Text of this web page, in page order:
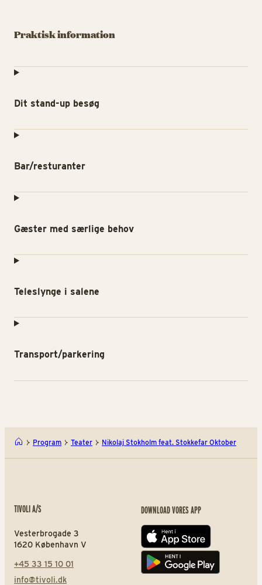
Praktisk information
Dit stand-up besøg
Bar/resturanter
Gæster med særlige behov
Teleslynge i salene
Transport/parkering
Program Teater Nikolaj Stokholm feat. Stokkefar Oktober
TIVOLI A/S
Vesterbrogade 3
1620 København V
+45 33 15 10 01
info@tivoli.dk
DOWNLOAD VORES APP
App store
Play store